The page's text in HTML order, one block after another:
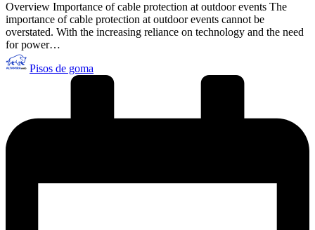
Overview Importance of cable protection at outdoor events The
importance of cable protection at outdoor events cannot be
overstated. With the increasing reliance on technology and the need
for power…
Publicado
por
Pisos de goma